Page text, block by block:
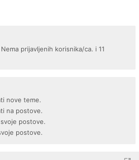
prijavljenih korisnika/ca. i 11
nove teme.
na postove.
postove.
postove.